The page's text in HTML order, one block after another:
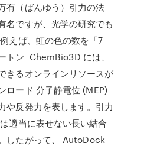
有（ばんゆう）引力の法
名ですが、光学の研究でも
えば、虹の色の数を「7
トン ChemBio3D には、
きるオンラインリソースが
ロード 分子静電位 (MEP)
や反発力を表します。引力
適当に表せない長い結合
したがって、 AutoDock